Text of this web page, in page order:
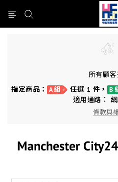
所有顧客
指定商品： A 組 任選 1 件， B
適用通路：
條款與
Manchester